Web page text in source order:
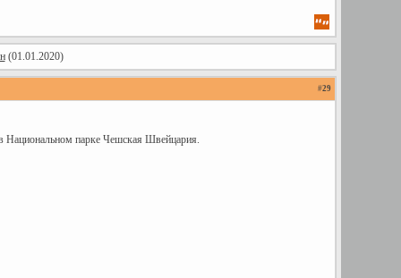
(01.01.2020)
#29
Национальном парке Чешская Швейцария.